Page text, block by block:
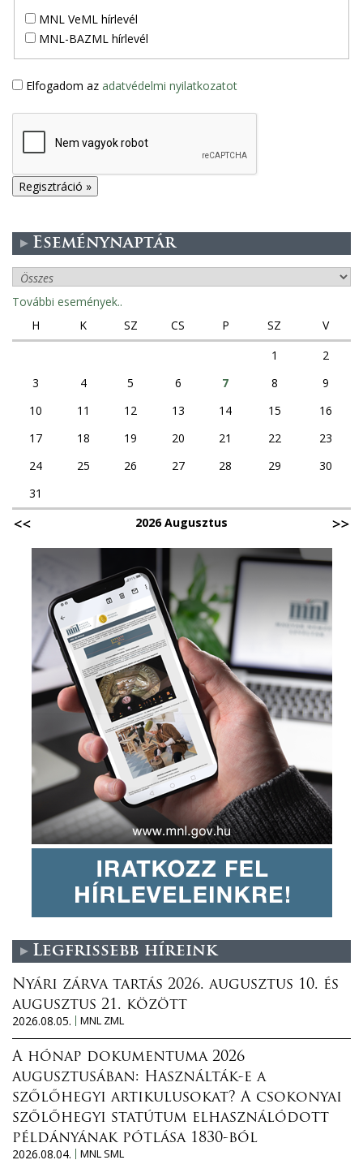
MNL VeML hírlevél
MNL-BAZML hírlevél
Elfogadom az adatvédelmi nyilatkozatot
Eseménynaptár
További események..
H
K SZ CS P SZ
V
1
2
3
4 5 6 7 8
9
10
11 12 13 14 15
16
17
18 19 20 21 22
23
24
25 26 27 28 29
30
31
2026 Augusztus
Legfrissebb híreink
Nyári zárva tartás 2026. augusztus 10. és
augusztus 21. között
2026.08.05.
MNL ZML
A hónap dokumentuma 2026
augusztusában: Használták-e a
szőlőhegyi artikulusokat? A csokonyai
szőlőhegyi statútum elhasználódott
példányának pótlása 1830-ból
2026.08.04.
MNL SML